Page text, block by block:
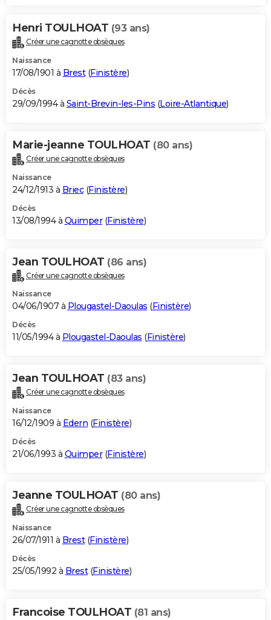
Henri TOULHOAT (93 ans)
Créer une cagnotte obsèques
Naissance
17/08/1901 à Brest(Finistère)
Décès
29/09/1994 à Saint-Brevin-les-Pins (Loire-Atlantique)
Marie-jeanne TOULHOAT (80 ans)
Créer une cagnotte obsèques
Naissance
24/12/1913 à Briec(Finistère)
Décès
13/08/1994 à Quimper(Finistère)
Jean TOULHOAT (86 ans)
Créer une cagnotte obsèques
Naissance
04/06/1907 à Plougastel-Daoulas (Finistère)
Décès
11/05/1994 à Plougastel-Daoulas (Finistère)
Jean TOULHOAT (83 ans)
Créer une cagnotte obsèques
Naissance
16/12/1909 à Edern (Finistère)
Décès
21/06/1993 à Quimper(Finistère)
Jeanne TOULHOAT (80 ans)
Créer une cagnotte obsèques
Naissance
26/07/1911 à Brest(Finistère)
Décès
25/05/1992 à Brest(Finistère)
Francoise TOULHOAT (81 ans)